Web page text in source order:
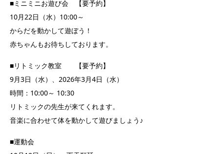
■ミニミニお遊び会 【要予約】
10月22日（水）10:00～
からだを動かして遊ぼう！
赤ちゃんもお待ちしております。
■リトミック教室 【要予約】
9月3日（水）、2026年3月4日（水）
時間：10:00～ 10:30
リトミックの先生が来てくれます。
音楽に合わせて体を動かして遊びましょう♪
■運動会